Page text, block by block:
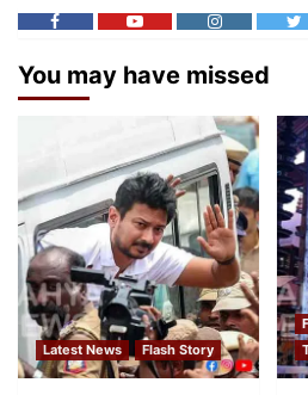
You may have missed
Latest News Flash Story